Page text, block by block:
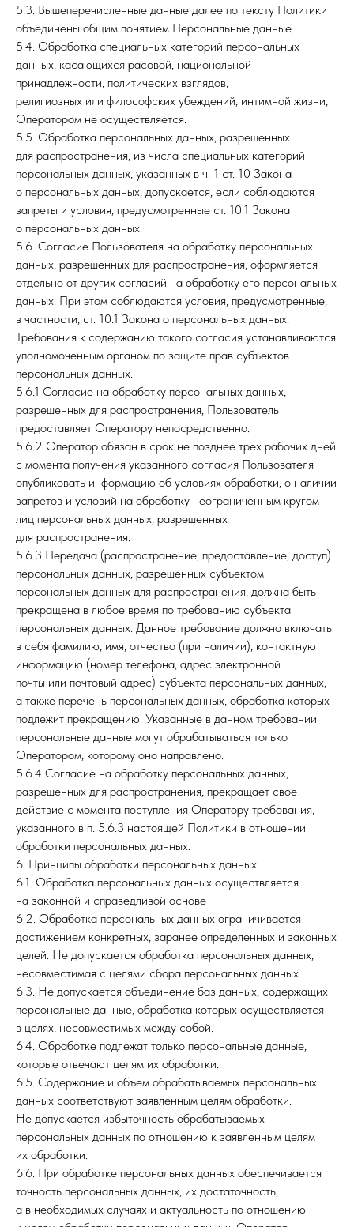
5.3. Вышеперечисленные данные далее по тексту Политики
объединены общим понятием Персональные данные.
5.4. Обработка специальных категорий персональных
данных, касающихся расовой, национальной
принадлежности, политических взглядов,
религиозных или философских убеждений, интимной жизни,
Оператором не осуществляется.
5.5. Обработка персональных данных, разрешенных
для распространения, из числа специальных категорий
персональных данных, указанных в ч. 1 ст. 10 Закона
о персональных данных, допускается, если соблюдаются
запреты и условия, предусмотренные ст. 10.1 Закона
о персональных данных.
5.6. Согласие Пользователя на обработку персональных
данных, разрешенных для распространения, оформляется
отдельно от других согласий на обработку его персональных
данных. При этом соблюдаются условия, предусмотренные,
в частности, ст. 10.1 Закона о персональных данных.
Требования к содержанию такого согласия устанавливаются
уполномоченным органом по защите прав субъектов
персональных данных.
5.6.1 Согласие на обработку персональных данных,
разрешенных для распространения, Пользователь
предоставляет Оператору непосредственно.
5.6.2 Оператор обязан в срок не позднее трех рабочих дней
с момента получения указанного согласия Пользователя
опубликовать информацию об условиях обработки, о наличии
запретов и условий на обработку неограниченным кругом
лиц персональных данных, разрешенных
для распространения.
5.6.3 Передача (распространение, предоставление, доступ)
персональных данных, разрешенных субъектом
персональных данных для распространения, должна быть
прекращена в любое время по требованию субъекта
персональных данных. Данное требование должно включать
в себя фамилию, имя, отчество (при наличии), контактную
информацию (номер телефона, адрес электронной
почты или почтовый адрес) субъекта персональных данных,
а также перечень персональных данных, обработка которых
подлежит прекращению. Указанные в данном требовании
персональные данные могут обрабатываться только
Оператором, которому оно направлено.
5.6.4 Согласие на обработку персональных данных,
разрешенных для распространения, прекращает свое
действие с момента поступления Оператору требования,
указанного в п. 5.6.3 настоящей Политики в отношении
обработки персональных данных.
6. Принципы обработки персональных данных
6.1. Обработка персональных данных осуществляется
на законной и справедливой основе
6.2. Обработка персональных данных ограничивается
достижением конкретных, заранее определенных и законных
целей. Не допускается обработка персональных данных,
несовместимая с целями сбора персональных данных.
6.3. Не допускается объединение баз данных, содержащих
персональные данные, обработка которых осуществляется
в целях, несовместимых между собой.
6.4. Обработке подлежат только персональные данные,
которые отвечают целям их обработки.
6.5. Содержание и объем обрабатываемых персональных
данных соответствуют заявленным целям обработки.
Не допускается избыточность обрабатываемых
персональных данных по отношению к заявленным целям
их обработки.
6.6. При обработке персональных данных обеспечивается
точность персональных данных, их достаточность,
а в необходимых случаях и актуальность по отношению